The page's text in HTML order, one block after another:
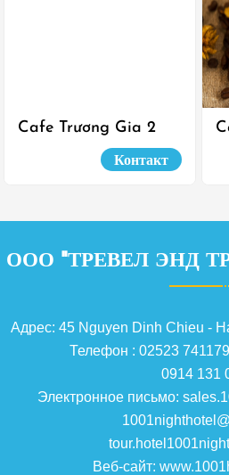
Cafe Trương Gia 2
Контакт
ООО "ТРЕВЕЛ ЭНД
Адрес: 45 Nguyen Dinh Chieu -
Телефон : 02523
0914 131 001
Электронное письмо:
Веб-сайт: